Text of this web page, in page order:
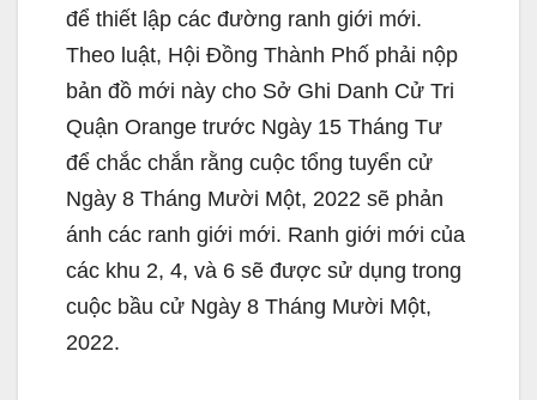
để thiết lập các đường ranh giới mới.
Theo luật, Hội Đồng Thành Phố phải nộp
bản đồ mới này cho Sở Ghi Danh Cử Tri
Quận Orange trước Ngày 15 Tháng Tư
để chắc chắn rằng cuộc tổng tuyển cử
Ngày 8 Tháng Mười Một, 2022 sẽ phản
ánh các ranh giới mới. Ranh giới mới của
các khu 2, 4, và 6 sẽ được sử dụng trong
cuộc bầu cử Ngày 8 Tháng Mười Một,
2022.